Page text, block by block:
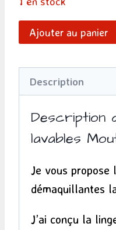
quantité
de
Lot
Lingettes
Géométrie
Ajouter au panier
Description
Description
lavables
Je vous propose
démaquillantes
J’ai conçu la